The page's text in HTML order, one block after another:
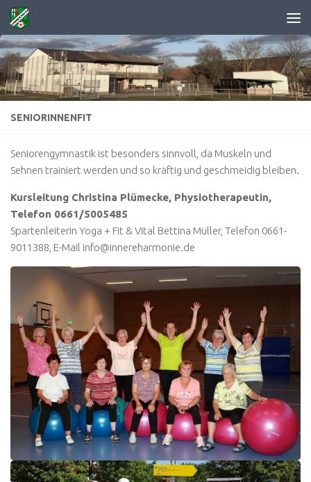
Zum Inhalt springen
SENIORINNENFIT
Seniorengymnastik ist besonders sinnvoll, da Muskeln und
Sehnen trainiert werden und so kräftig und geschmeidig bleiben.
Kursleitung Christina Plümecke, Physiotherapeutin,
Telefon 0661/5005485
Spartenleiterin Yoga + Fit & Vital Bettina Müller, Telefon 0661-
9011388, E-Mail info@innereharmonie.de